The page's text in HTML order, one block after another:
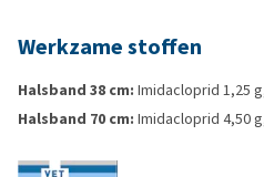
Werkzame stoffen
Halsband 38 cm: Imidacloprid 1,25
Halsband 70 cm: Imidacloprid 4,50